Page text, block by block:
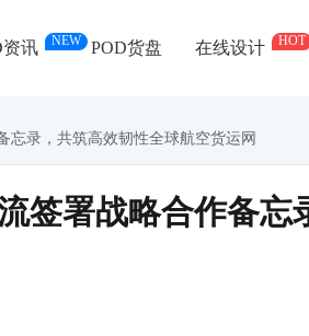
资讯 NEW POD货盘 在线设计 HOT
忘录，共筑高效韧性全球航空货运网
签署战略合作备忘